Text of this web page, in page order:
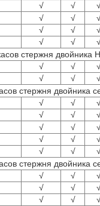
√ √
√ √
√ √
√ √
стержня двойника
√ √
√ √
стержня двойника
√ √
√ √
√ √
√ √
√ √
стержня двойника
√ √
√ √
√ √